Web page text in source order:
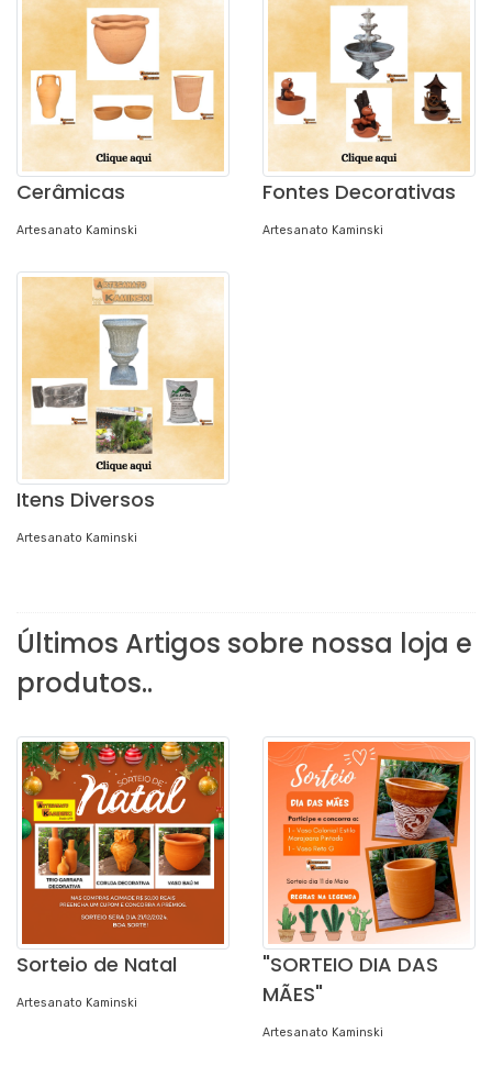
Cerâmicas
Artesanato Kaminski
Fontes Decorativas
Artesanato Kaminski
Itens Diversos
Artesanato Kaminski
Últimos Artigos sobre nossa loja e
produtos..
Sorteio de Natal
Artesanato Kaminski
"SORTEIO DIA DAS
MÃES"
Artesanato Kaminski